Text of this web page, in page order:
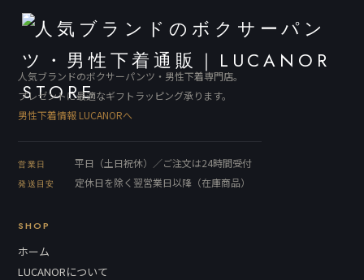
人気ブランドのボクサーパンツ・男性下着専門店。
プレゼントに最適なギフトラッピング承ります。
男性下着情報 LUCANORへ
営業日 平日（土日祝休）／ご注文は24時間受付
発送目安 定休日を除く翌営業日以降（在庫商品）
SHOP
ホーム
LUCANORについて